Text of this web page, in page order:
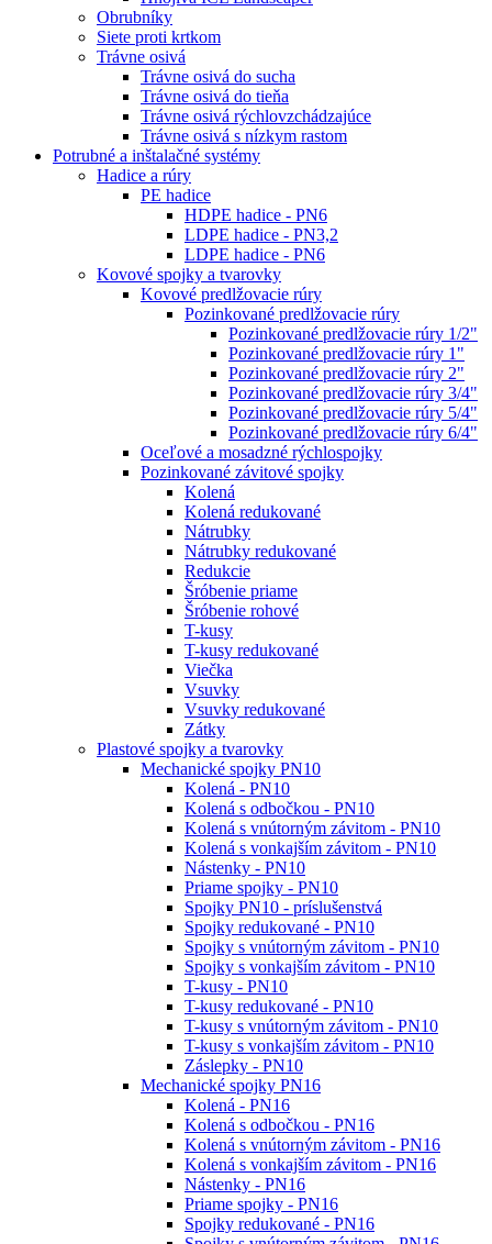
Obrubníky
Siete proti krtkom
Trávne osivá
Trávne osivá do sucha
Trávne osivá do tieňa
Trávne osivá rýchlovzchádzajúce
Trávne osivá s nízkym rastom
Potrubné a inštalačné systémy
Hadice a rúry
PE hadice
HDPE hadice - PN6
LDPE hadice - PN3,2
LDPE hadice - PN6
Kovové spojky a tvarovky
Kovové predlžovacie rúry
Pozinkované predlžovacie rúry
Pozinkované predlžovacie rúry 1/2"
Pozinkované predlžovacie rúry 1"
Pozinkované predlžovacie rúry 2"
Pozinkované predlžovacie rúry 3/4"
Pozinkované predlžovacie rúry 5/4"
Pozinkované predlžovacie rúry 6/4"
Oceľové a mosadzné rýchlospojky
Pozinkované závitové spojky
Kolená
Kolená redukované
Nátrubky
Nátrubky redukované
Redukcie
Šróbenie priame
Šróbenie rohové
T-kusy
T-kusy redukované
Viečka
Vsuvky
Vsuvky redukované
Zátky
Plastové spojky a tvarovky
Mechanické spojky PN10
Kolená - PN10
Kolená s odbočkou - PN10
Kolená s vnútorným závitom - PN10
Kolená s vonkajším závitom - PN10
Nástenky - PN10
Priame spojky - PN10
Spojky PN10 - príslušenstvá
Spojky redukované - PN10
Spojky s vnútorným závitom - PN10
Spojky s vonkajším závitom - PN10
T-kusy - PN10
T-kusy redukované - PN10
T-kusy s vnútorným závitom - PN10
T-kusy s vonkajším závitom - PN10
Záslepky - PN10
Mechanické spojky PN16
Kolená - PN16
Kolená s odbočkou - PN16
Kolená s vnútorným závitom - PN16
Kolená s vonkajším závitom - PN16
Nástenky - PN16
Priame spojky - PN16
Spojky redukované - PN16